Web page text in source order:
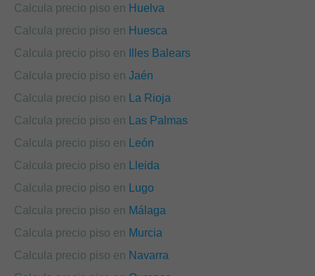
Calcula precio piso en Huelva
Calcula precio piso en Huesca
Calcula precio piso en Illes Balears
Calcula precio piso en Jaén
Calcula precio piso en La Rioja
Calcula precio piso en Las Palmas
Calcula precio piso en León
Calcula precio piso en Lleida
Calcula precio piso en Lugo
Calcula precio piso en Málaga
Calcula precio piso en Murcia
Calcula precio piso en Navarra